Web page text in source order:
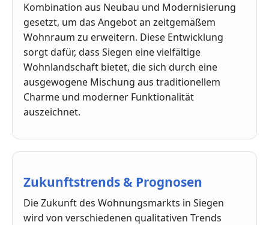
Kombination aus Neubau und Modernisierung
gesetzt, um das Angebot an zeitgemäßem
Wohnraum zu erweitern. Diese Entwicklung
sorgt dafür, dass Siegen eine vielfältige
Wohnlandschaft bietet, die sich durch eine
ausgewogene Mischung aus traditionellem
Charme und moderner Funktionalität
auszeichnet.
Zukunftstrends & Prognosen
Die Zukunft des Wohnungsmarkts in Siegen
wird von verschiedenen qualitativen Trends